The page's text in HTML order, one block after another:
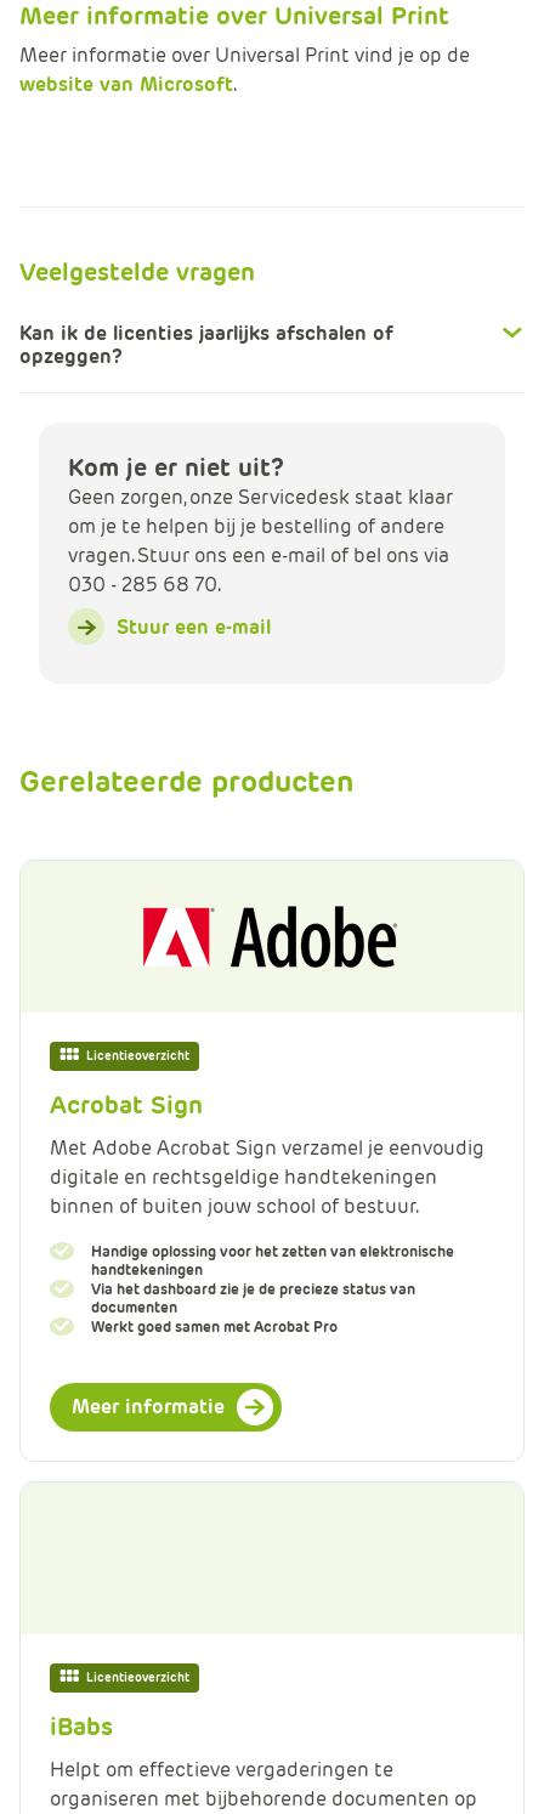
Meer informatie over Universal Print
Meer informatie over Universal Print vind je op de
website van Microsoft.
Veelgestelde vragen
Kan ik de licenties jaarlijks afschalen of
opzeggen?
Kom je er niet uit?
Geen zorgen, onze Servicedesk staat klaar
om je te helpen bij je bestelling of andere
vragen. Stuur ons een e-mail of bel ons via
030 - 285 68 70.
Stuur een e-mail
Gerelateerde producten
Licentieoverzicht
Acrobat Sign
Met Adobe Acrobat Sign verzamel je eenvoudig
digitale en rechtsgeldige handtekeningen
binnen of buiten jouw school of bestuur.
Handige oplossing voor het zetten van elektronische
handtekeningen
Via het dashboard zie je de precieze status van
documenten
Werkt goed samen met Acrobat Pro
Meer informatie
Licentieoverzicht
iBabs
Helpt om effectieve vergaderingen te
organiseren met bijbehorende documenten op